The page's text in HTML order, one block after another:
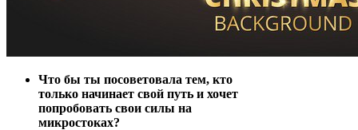
Что бы ты посоветовала тем, кто
только начинает свой путь и хочет
попробовать свои силы на
микростоках?